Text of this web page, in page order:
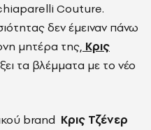
Couture.
δεν έμειναν πάνω
μητέρα της, Κρις
τα βλέμματα με το νέο
brand Κρις Τζένερ